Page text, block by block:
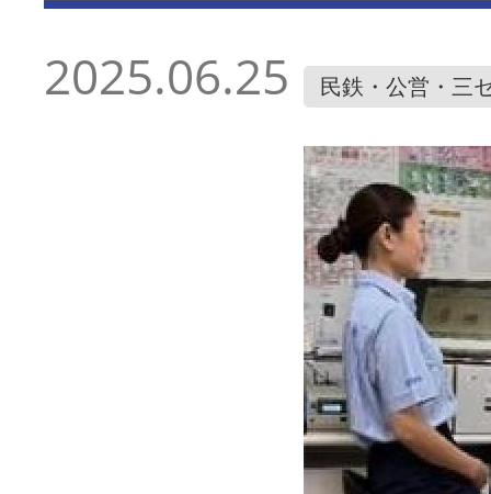
2025.06.25 民鉄・公営・三